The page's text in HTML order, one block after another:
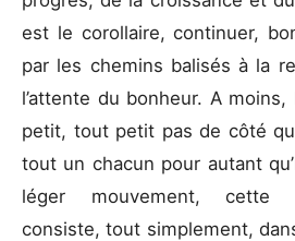
est le corollaire, continuer,
par les chemins balisés à la
l’attente du bonheur. A
petit, tout petit pas de côté
tout un chacun pour autant
léger mouvement, cette
consiste, tout simplement,